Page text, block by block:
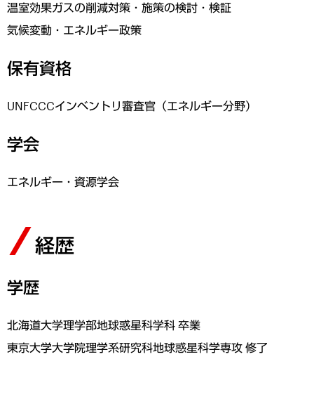
温室効果ガスの削減対策・施策の検討・検証
気候変動・エネルギー政策
保有資格
UNFCCCインベントリ審査官（エネルギー分野）
学会
エネルギー・資源学会
経歴
学歴
北海道大学理学部地球惑星科学科 卒業
東京大学大学院理学系研究科地球惑星科学専攻 修了